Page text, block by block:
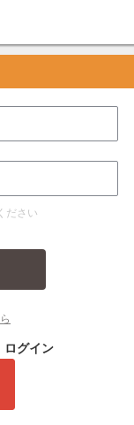
ださい
ログイン